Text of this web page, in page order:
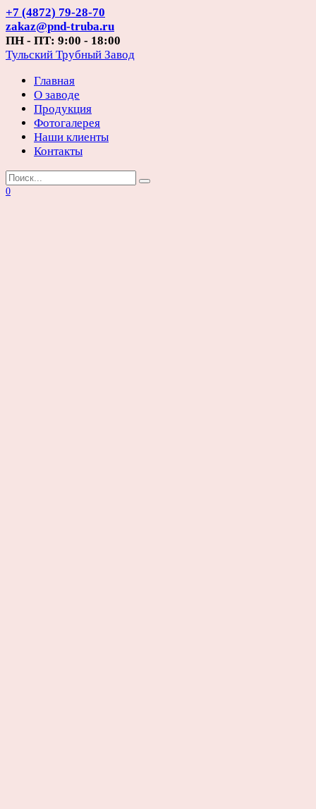
Перейти
к
содержанию
+7 (4872) 79-28-70
zakaz@pnd-truba.ru
ПН - ПТ: 9:00 - 18:00
Тульский Трубный Завод
Главная
О заводе
Продукция
Фотогалерея
Наши клиенты
Контакты
Search
for:
0